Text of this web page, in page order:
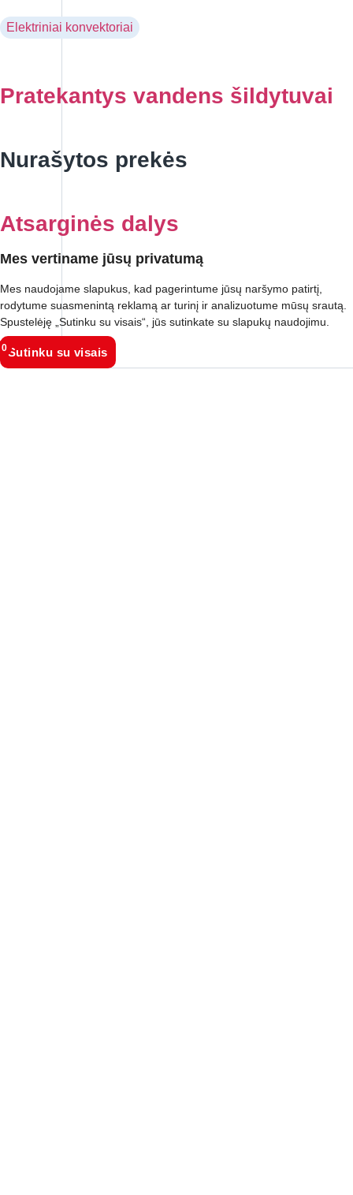
0
Elektriniai konvektoriai
Pratekantys vandens šildytuvai
Nurašytos prekės
Atsarginės dalys
Mes vertiname jūsų privatumą
Mes naudojame slapukus, kad pagerintume jūsų naršymo patirtį,
rodytume suasmenintą reklamą ar turinį ir analizuotume mūsų srautą.
Spustelėję „Sutinku su visais“, jūs sutinkate su slapukų naudojimu.
Sutinku su visais